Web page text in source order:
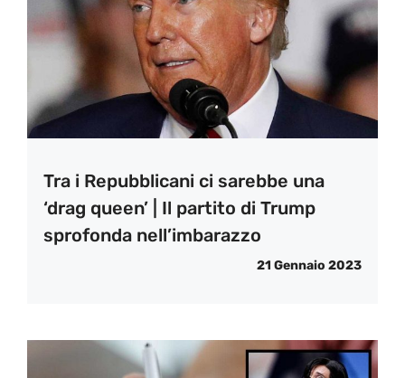
Tra i Repubblicani ci sarebbe una
‘drag queen’ | Il partito di Trump
sprofonda nell’imbarazzo
21 Gennaio 2023